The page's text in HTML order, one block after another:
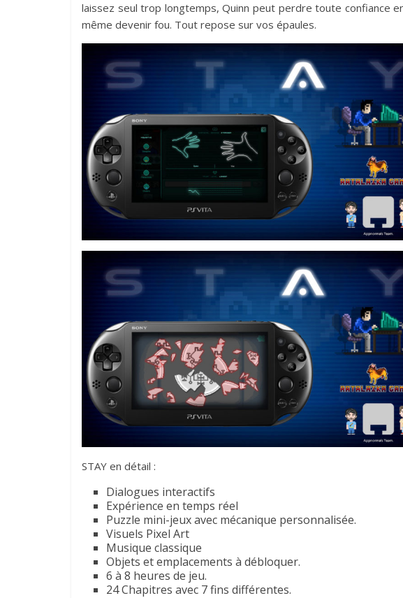
laissez seul trop longtemps, Quinn peut perdre toute confiance
même devenir fou. Tout repose sur vos épaules.
STAY en détail :
Dialogues interactifs
Expérience en temps réel
Puzzle mini-jeux avec mécanique personnalisée.
Visuels Pixel Art
Musique classique
Objets et emplacements à débloquer.
6 à 8 heures de jeu.
24 Chapitres avec 7 fins différentes.